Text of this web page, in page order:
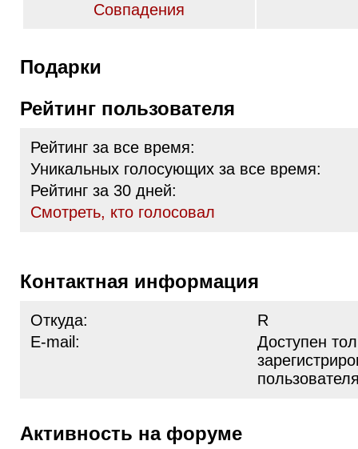
Совпадения
Подарки
Рейтинг пользователя
Рейтинг за все время:
Уникальных голосующих за все время:
Рейтинг за 30 дней:
Cмотреть, кто голосовал
Контактная информация
Откуда:
R
E-mail:
Доступен
Активность на форуме